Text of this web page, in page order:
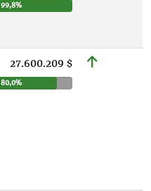
99,8%
27.600.209 $
80,0%